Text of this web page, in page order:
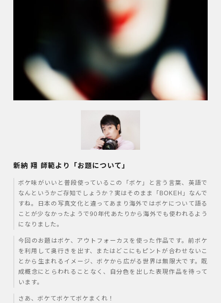
新納 翔 師範より「お題について」
ボケ味がいいと普段使っているこの「ボケ」と言う言葉、英語で
なんというかご存知でしょうか？実はそのまま「 BOKEH 」なんで
すね。日本の写真文化と違ってあまり海外ではボケについて語る
ことが少なかったようで90年代あたりから海外でも使われるよう
になりました。
今回のお題はボケ、アウトフォーカスを使った作品です。前ボケ
を利用して奥行きを出す、またはどこにもピントが合わせないこ
とから生まれるイメージ、ボケから広がる世界は無限大です。既
成概念にとらわれることなく、自分色を出した表現作品を待って
います。
さあ、ボケてボケてボケまくれ！